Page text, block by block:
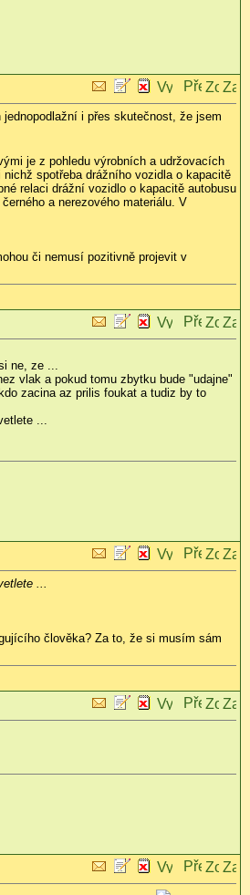
i přes skutečnost, že jsem
je z pohledu výrobních a udržovacích
spotřeba drážního vozidla o kapacitě
relaci drážní vozidlo o kapacitě autobusu
a nerezového materiálu. V
či nemusí pozitivně projevit v
ne, ze ...
vlak a pokud tomu zbytku bude "udajne"
zacina az prilis foukat a tudiz by to
...
...
člověka? Za to, že si musím sám